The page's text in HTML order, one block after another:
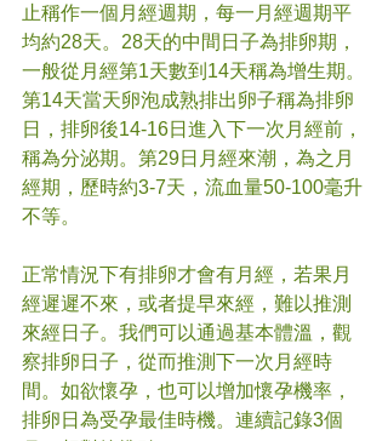
止稱作一個月經週期，每一月經週期平
均約28天。28天的中間日子為排卵期，
一般從月經第1天數到14天稱為增生期。
第14天當天卵泡成熟排出卵子稱為排卵
日，排卵後14-16日進入下一次月經前，
稱為分泌期。第29日月經來潮，為之月
經期，歷時約3-7天，流血量50-100毫升
不等。
正常情況下有排卵才會有月經，若果月
經遲遲不來，或者提早來經，難以推測
來經日子。我們可以通過基本體溫，觀
察排卵日子，從而推測下一次月經時
間。如欲懷孕，也可以增加懷孕機率，
排卵日為受孕最佳時機。連續記錄3個